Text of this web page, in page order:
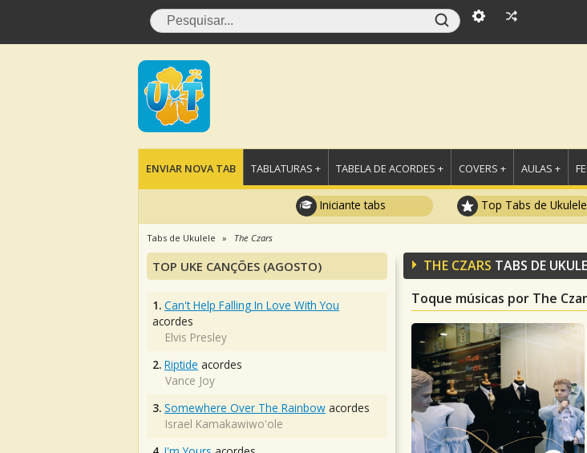
ENVIAR NOVA TAB TABLATURAS + TABELA DE ACORDES + COVERS + AULAS +
Iniciante tabs Top Tabs de Ukulele
Tabs de Ukulele The Czars
THE CZARS TABS DE
Toque músicas por The
TOP UKE CANÇÕES (AGOSTO)
1. Can't Help Falling In Love With You
acordes
Elvis Presley
2. Riptide acordes
Vance Joy
3. Somewhere Over The Rainbow acordes
Israel Kamakawiwo'ole